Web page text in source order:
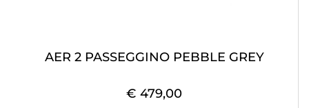
AER 2 PASSEGGINO PEBBLE GREY
€ 479,00